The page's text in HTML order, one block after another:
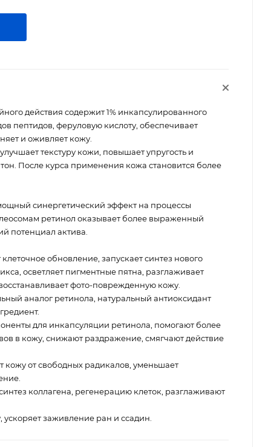
действия содержит 1% инкапсулированного
пептидов, феруловую кислоту, обеспечивает
и оживляет кожу.
текстуру кожи, повышает упругость и
После курса применения кожа становится более
синергетический эффект на процессы
ретинол оказывает более выраженный
потенциал актива.
обновление, запускает синтез нового
осветляет пигментные пятна, разглаживает
фото-поврежденную кожу.
аналог ретинола, натуральный антиоксидант
для инкапсуляции ретинола, помогают более
в кожу, снижают раздражение, смягчают действие
от свободных радикалов, уменьшает
коллагена, регенерацию клеток, разглаживают
заживление ран и ссадин.